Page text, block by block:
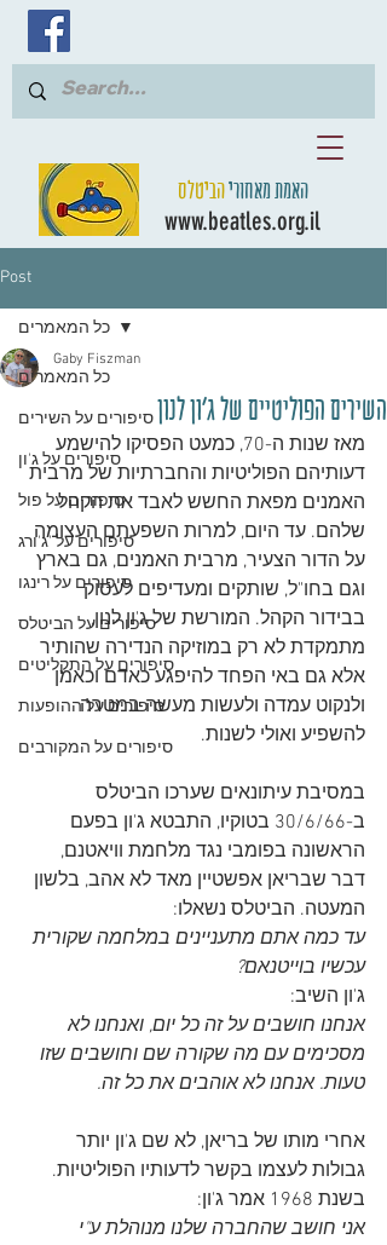
האמת מאחוריהביטלס
www.beatles.org.il
Post
כל המאמרים
סיפורים על השירים
סיפורים על ג'ון
סיפורים על פול
סיפורים על 'ג'ורג
סיפורים על רינגו
סיפורים על הביטלס
סיפורים על התקליטים
סיפורים על ההופעות
סיפורים על המקורבים
כל המאמרים
השירים הפוליטיים של ג'ון לנון
Gaby Fiszman
מאז שנות ה-70, כמעט הפסיקו להישמע
דעותיהם הפוליטיות והחברתיות של מרבית
האמנים מפאת החשש לאבד את הקהל
שלהם. עד היום, למרות השפעתם העצומה
על הדור הצעיר, מרבית האמנים, גם בארץ
וגם בחו"ל, שותקים ומעדיפים לעסוק
בבידור הקהל. המורשת של ג'ון לנון,
מתמקדת לא רק במוזיקה הנדירה שהותיר
אלא גם באי הפחד להיפגע כאדם וכאמן
ולנקוט עמדה ולעשות מעשה במטרה
להשפיע ואולי לשנות.
במסיבת עיתונאים שערכו הביטלס
ב-30/6/66 בטוקיו, התבטא ג'ון בפעם
הראשונה בפומבי נגד מלחמת וויאטנם,
דבר שבריאן אפשטיין מאד לא אהב, בלשון
המעטה. הביטלס נשאלו:
עד כמה אתם מתעניינים במלחמה שקורית
עכשיו בוייטנאם?
ג'ון השיב:
אנחנו חושבים על זה כל יום, ואנחנו לא
מסכימים עם מה שקורה שם וחושבים שזו
טעות. אנחנו לא אוהבים את כל זה.
אחרי מותו של בריאן, לא שם ג'ון יותר
גבולות לעצמו בקשר לדעותיו הפוליטיות.
בשנת 1968 אמר ג'ון:
אני חושב שהחברה שלנו מנוהלת ע"י